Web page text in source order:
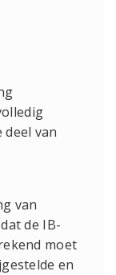
van
van
de IB-
moet
en